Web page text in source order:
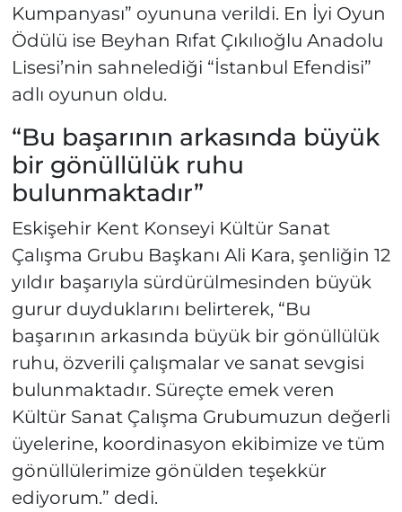
Kumpanyası” oyununa verildi. En İyi Oyun
Ödülü ise Beyhan Rıfat Çıkılıoğlu Anadolu
Lisesi’nin sahnelediği “İstanbul Efendisi”
adlı oyunun oldu.
“Bu başarının arkasında büyük
bir gönüllülük ruhu
bulunmaktadır”
Eskişehir Kent Konseyi Kültür Sanat
Çalışma Grubu Başkanı Ali Kara, şenliğin 12
yıldır başarıyla sürdürülmesinden büyük
gurur duyduklarını belirterek, “Bu
başarının arkasında büyük bir gönüllülük
ruhu, özverili çalışmalar ve sanat sevgisi
bulunmaktadır. Süreçte emek veren
Kültür Sanat Çalışma Grubumuzun değerli
üyelerine, koordinasyon ekibimize ve tüm
gönüllülerimize gönülden teşekkür
ediyorum.” dedi.